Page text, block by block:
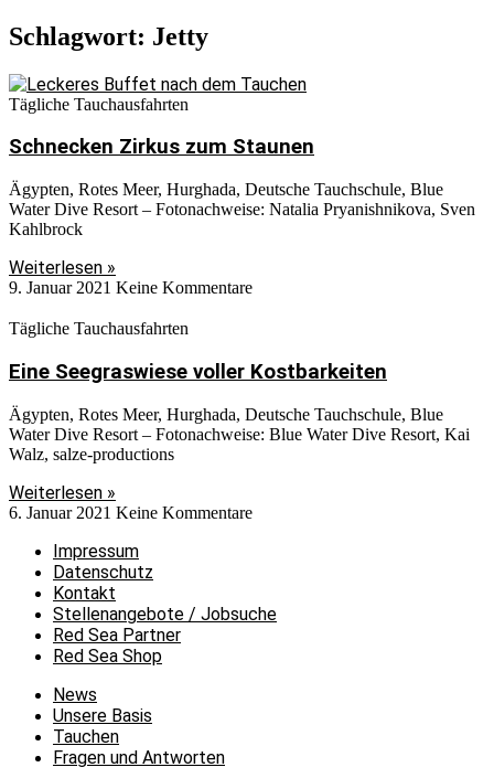
Schlagwort: Jetty
Tägliche Tauchausfahrten
Schnecken Zirkus zum Staunen
Ägypten, Rotes Meer, Hurghada, Deutsche Tauchschule, Blue
Water Dive Resort – Fotonachweise: Natalia Pryanishnikova, Sven
Kahlbrock
Weiterlesen »
9. Januar 2021 Keine Kommentare
Tägliche Tauchausfahrten
Eine Seegraswiese voller Kostbarkeiten
Ägypten, Rotes Meer, Hurghada, Deutsche Tauchschule, Blue
Water Dive Resort – Fotonachweise: Blue Water Dive Resort, Kai
Walz, salze-productions
Weiterlesen »
6. Januar 2021 Keine Kommentare
Impressum
Datenschutz
Kontakt
Stellenangebote / Jobsuche
Red Sea Partner
Red Sea Shop
News
Unsere Basis
Tauchen
Fragen und Antworten